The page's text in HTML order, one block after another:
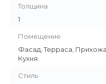
Толщина
1
Помещение
Фасад, Терраса,
Кухня
Стиль